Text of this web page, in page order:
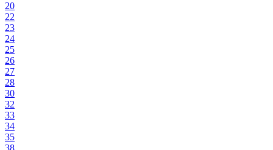
20
22
23
24
25
26
27
28
30
32
33
34
35
38